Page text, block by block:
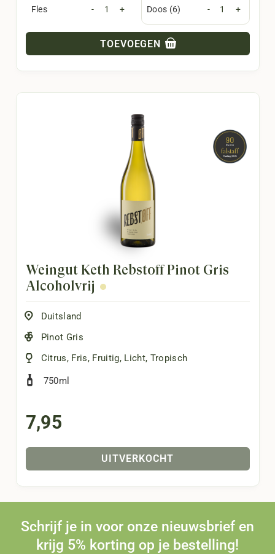
Fles - + Doos (6) - +
TOEVOEGEN
Weingut Keth Rebstoff Pinot Gris
Alcoholvrij
Duitsland
Pinot Gris
Citrus, Fris, Fruitig, Licht, Tropisch
750ml
7,95
UITVERKOCHT
Schrijf je in voor onze nieuwsbrief en
krijg 5% korting op je bestelling!